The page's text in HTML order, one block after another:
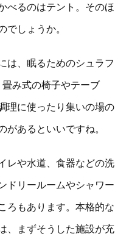
べるのはテント。そのほ
しょうか。
は、眠るためのシュラフ
み式の椅子やテーブ
理に使ったり集いの場の
あるといいですね。
レや水道、食器などの洗
ドリールームやシャワー
ろもあります。本格的な
、まずそうした施設が充